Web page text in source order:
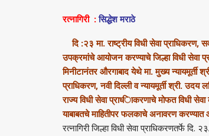
रत्नागिरी :सिद्धेश मराठे
दि :२३ मा. राष्ट्रीय विधी सेवा प्राधिकरण,
उपक्रमांचे आयोजन करण्याचे जिल्हा विधी
मिनीटानंतर औरगाबाद येथे मा. मुख्य न्यायमूर्ती
प्राधिकरण, नवी दिल्ली व न्यायमूर्ती श्री. उदय
राज्य विधी सेवा प्राध्‍िाकरणाचे मोफत विधी
याबाबतचे माहितीपर फलकाचे अनावरण
रत्नागिरी जिल्हा विधी सेवा प्राधिकरणतर्फे